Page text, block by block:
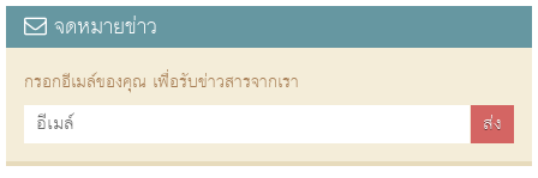
จดหมายข่าว
กรอกอีเมล์ของคุณ เพื่อรับข่าวสารจากเรา